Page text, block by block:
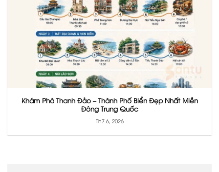
Khám Phá Thanh Đảo – Thành Phố Biển Đẹp Nhất Miền
Đông Trung Quốc
Th7 6, 2026